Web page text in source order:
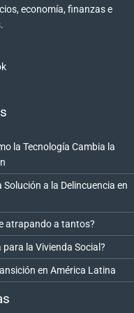
economía, finanzas e
la Tecnología Cambia la
a la Delincuencia en
atrapando a tantos?
la Vivienda Social?
en América Latina